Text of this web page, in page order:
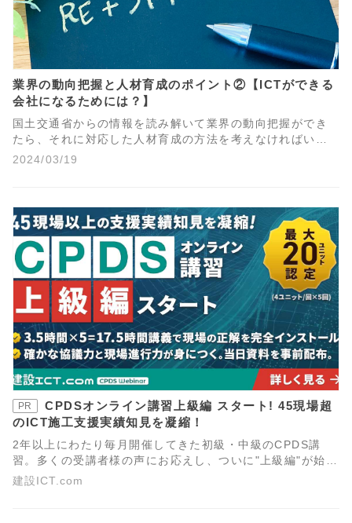
業界の動向把握と人材育成のポイント②【ICTができる
会社になるためには？】
国土交通省からの情報を読み解いて業界の動向把握ができ
たら、それに対応した人材育成の方法を考えなければいけ
ません。まずは専任者に学ばせるのか、社内でノウハウを
いて解説していきます。
2024/03/19
PR
CPDSオンライン講習上級編 スタート! 45現場超
のICT施工支援実績知見を凝縮！
2年以上にわたり毎月開催してきた初級・中級のCPDS講
習。多くの受講者様の声にお応えし、ついに"上級編"が始動
します。現場を動かすリーダーに必要なのは、個々の操作
建設ICT.com